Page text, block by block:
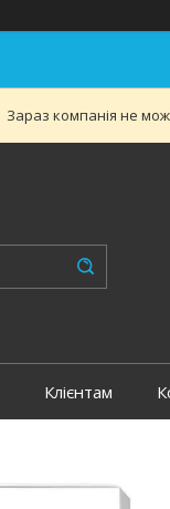
Зараз компанія не
Клієнтам